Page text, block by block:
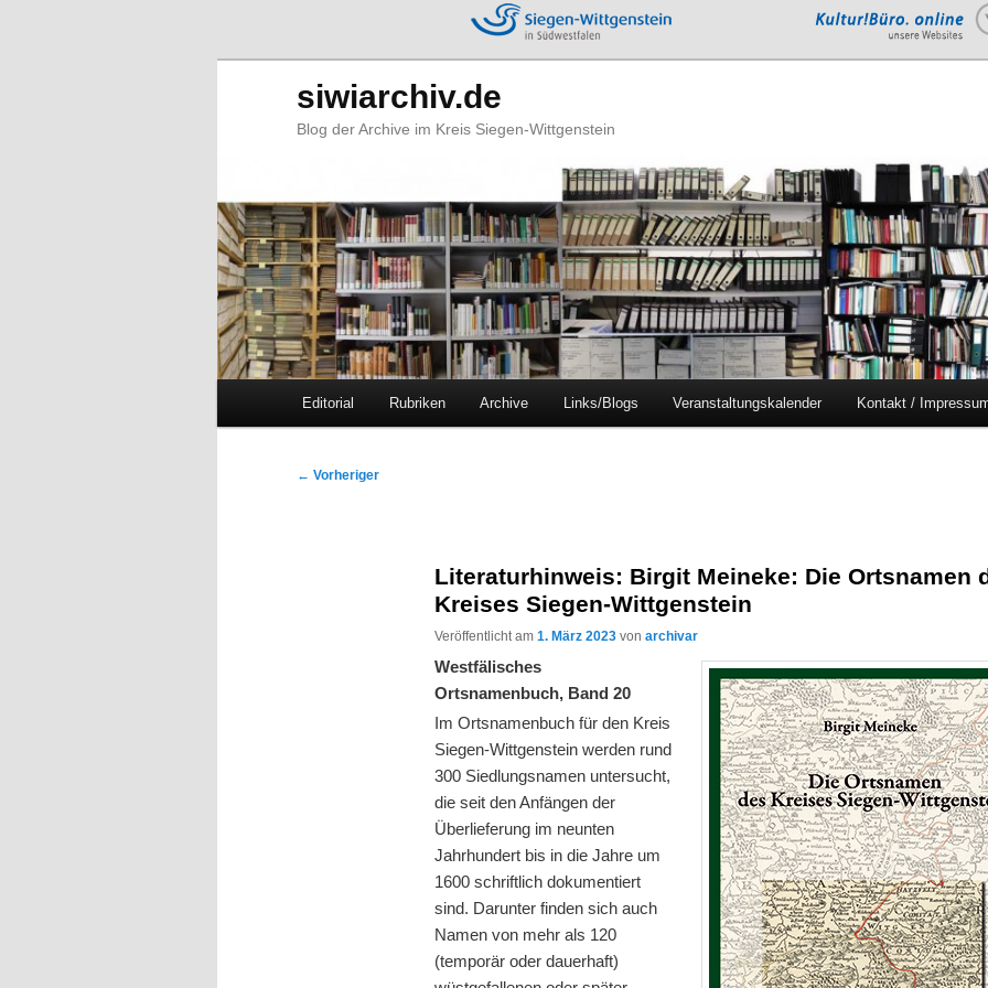
siwiarchiv.de
Blog der Archive im Kreis Siegen-Wittgenstein
Zum
Zum
Editorial Rubriken Archive Links/Blogs Veranstaltungskalender Kontakt /
Beitragsnavigation
← Vorheriger
Literaturhinweis: Birgit Meineke: Die Ortsnamen
Kreises Siegen-Wittgenstein
Veröffentlicht am1. März 2023 vonarchivar
Westfälisches
Ortsnamenbuch, Band 20
Im Ortsnamenbuch für den Kreis
Siegen-Wittgenstein werden rund
300 Siedlungsnamen untersucht,
die seit den Anfängen der
Überlieferung im neunten
Jahrhundert bis in die Jahre um
1600 schriftlich dokumentiert
sind. Darunter finden sich auch
Namen von mehr als 120
(temporär oder dauerhaft)